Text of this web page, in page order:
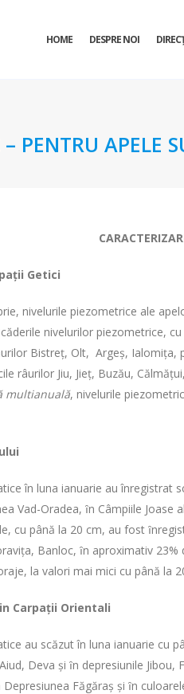
HOME DESPRE NOI
PENTRU APELE
Getici
nivelurile piezometrice ale
nivelurilor piezometrice,
Bistreţ, Olt, Argeş, Ialomiţa,
râurilor Jiu, Jieţ, Buzău,
multianuală, nivelurile
în luna ianuarie au
Vad-Oradea, ȋn Câmpiile
cu până la 20 cm, au fost
Banloc, ȋn aproximativ
la valori mai mici cu până la
Carpaţii Orientali
au scăzut în luna ianuarie cu
Deva şi ȋn depresiunile
Făgăraş şi ȋn